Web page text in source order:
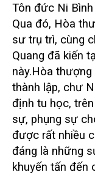
Tôn đức Ni
Qua đó, Hòa
sư trụ trì, cùng
Quang đã kiến
này.Hòa
thành lập, chư
định tu học,
sự, phụng sự
được rất nhiều
đáng là những
khuyến tấn đến